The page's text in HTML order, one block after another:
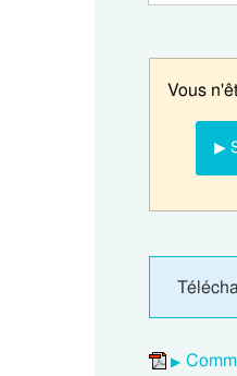
Vous
▶